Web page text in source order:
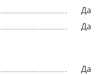
Да
Да
Да